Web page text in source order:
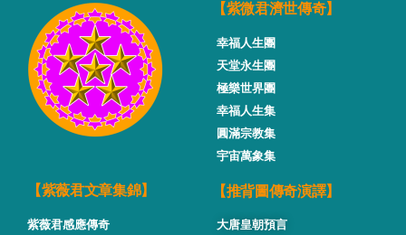
【紫微君濟世傳奇】
幸福人生團
天堂永生團
極樂世界團
幸福人生集
圓滿宗教集
宇宙萬象集
【紫薇君文章集錦】
紫薇君感應傳奇
【推背圖傳奇演譯】
大唐皇朝預言